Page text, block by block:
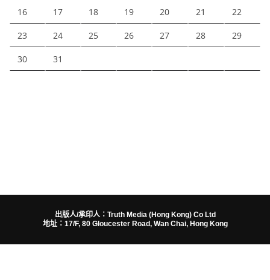
16 17 18 19 20 21 22
23 24 25 26 27 28 29
30 31
出版人/承印人：Truth Media (Hong Kong) Co Ltd
地址：17/F, 80 Gloucester Road, Wan Chai, Hong Kong